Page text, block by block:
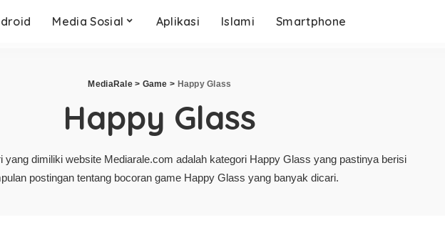
Media Sosial Aplikasi Islami Smartphone
MediaRale> Game > Happy Glass
Happy Glass
yang dimiliki website Mediarale.com adalah kategori Happy Glass yang pastinya berisi
postingan tentang bocoran game Happy Glass yang banyak dicari.